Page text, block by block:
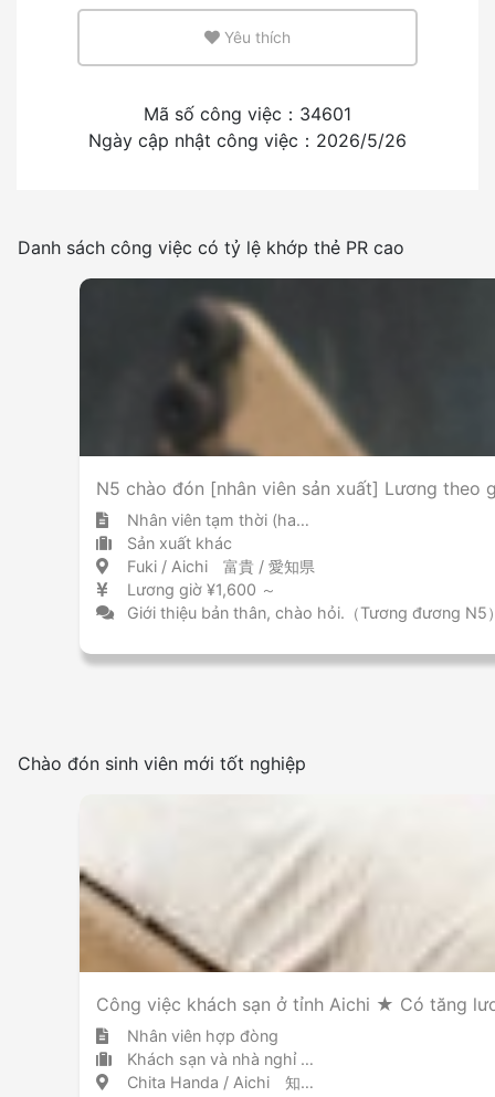
Kinh nghiệm tuyển dụng người nước ngoài
Tần suất sử dụng tiếng nhật
Bố trí phòng hút thuốc
Yêu thích
Mã số công việc：34601
Ngày cập nhật công việc：2026/5/26
Danh sách công việc có tỷ lệ khớp thẻ PR cao
N5 chào đón [nhân viên sản xuất] Lương
Nhân viên tạm thời (hakken)
Sản xuất khác
Fuki / Aichi 富貴 / 愛知県
Lương giờ ¥1,600 ～
Giới thiệu bản thân, chào hỏi.（Tương đương N5
Chào đón sinh viên mới tốt nghiệp
Công việc khách sạn ở tỉnh Aichi ★ Có tăng
Nhân viên hợp đòng
Khách sạn và nhà nghỉ khách sạn
Chita Handa / Aichi 知多半田 / 愛知県